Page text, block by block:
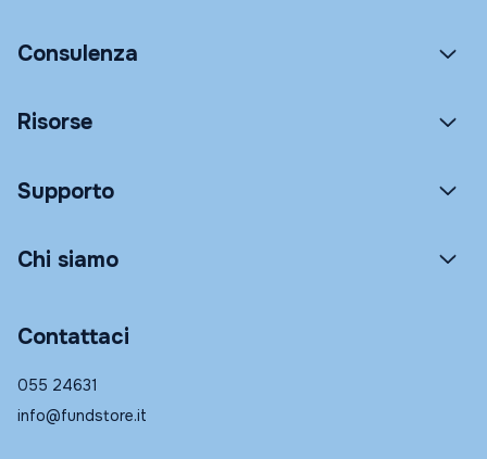
Consulenza
Risorse
Supporto
Chi siamo
Contattaci
055 24631
info@fundstore.it